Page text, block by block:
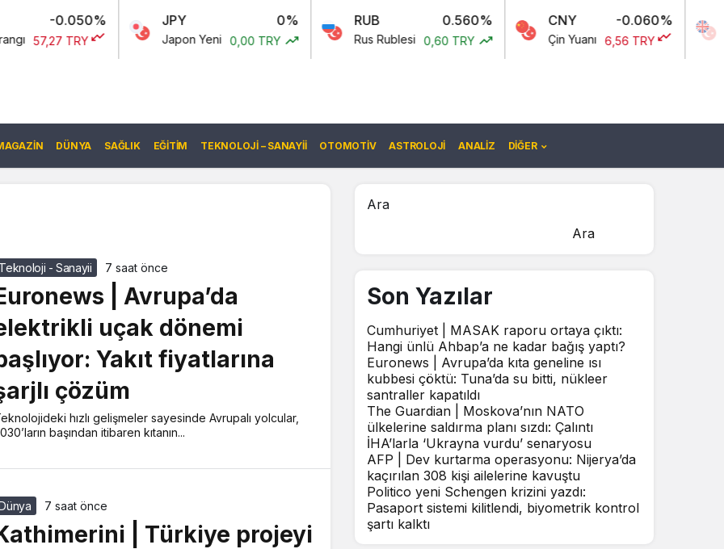
JPY
Japon Yeni 0,00 TRY
RUB 0.560%
Rus Rublesi 0,60 TRY
CNY -0.060%
Çin Yuanı 6,56 TRY
GBP
İngiliz
DÜNYA SAĞLIK EĞITIM TEKNOLOJI – SANAYII OTOMOTIV ASTROLOJI ANALIZ DIĞER
- Sanayii 7 saat önce
| Avrupa’da
uçak dönemi
Yakıt fiyatlarına
çözüm
hızlı gelişmeler sayesinde Avrupalı yolcular,
başından itibaren kıtanın...
7 saat önce
| Türkiye projeyi
Ara
Ara
Son Yazılar
Cumhuriyet | MASAK raporu ortaya çıktı:
Hangi ünlü Ahbap’a ne kadar bağış yaptı?
Euronews | Avrupa’da kıta geneline ısı
kubbesi çöktü: Tuna’da su bitti, nükleer
santraller kapatıldı
The Guardian | Moskova’nın NATO
ülkelerine saldırma planı sızdı: Çalıntı
İHA’larla ‘Ukrayna vurdu’ senaryosu
AFP | Dev kurtarma operasyonu: Nijerya’da
kaçırılan 308 kişi ailelerine kavuştu
Politico yeni Schengen krizini yazdı:
Pasaport sistemi kilitlendi, biyometrik kontrol
şartı kalktı